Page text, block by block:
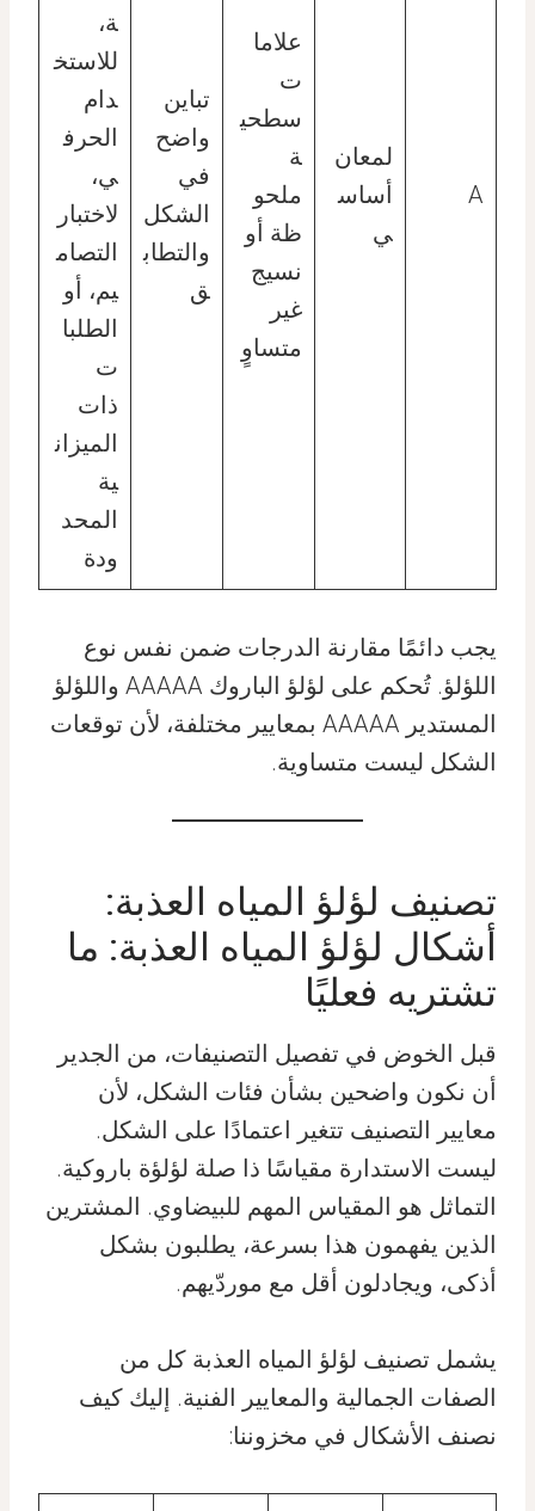
A
لمعان
أساس
ي
علاما
ت
سطحي
ة
ملحو
ظة أو
نسيج
غير
متساوٍ
تباين
واضح
في
الشكل
والتطاب
ق
ة،
للاستخ
دام
الحرف
ي،
لاختبار
التصام
يم، أو
الطلبا
ت
ذات
الميزان
ية
المحد
ودة
يجب دائمًا مقارنة الدرجات ضمن نفس نوع
اللؤلؤ. تُحكم على لؤلؤ الباروك AAAAA واللؤلؤ
المستدير AAAAA بمعايير مختلفة، لأن توقعات
الشكل ليست متساوية.
تصنيف لؤلؤ المياه العذبة:
أشكال لؤلؤ المياه العذبة: ما
تشتريه فعليًا
قبل الخوض في تفصيل التصنيفات، من الجدير
أن نكون واضحين بشأن فئات الشكل، لأن
معايير التصنيف تتغير اعتمادًا على الشكل.
ليست الاستدارة مقياسًا ذا صلة لؤلؤة باروكية.
التماثل هو المقياس المهم للبيضاوي. المشترين
الذين يفهمون هذا بسرعة، يطلبون بشكل
أذكى، ويجادلون أقل مع موردّيهم.
يشمل تصنيف لؤلؤ المياه العذبة كل من
الصفات الجمالية والمعايير الفنية. إليك كيف
نصنف الأشكال في مخزوننا: